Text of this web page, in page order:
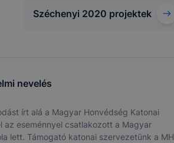
Széchenyi 2020 projektek
nevelés
írt alá a Magyar Honvédség Katonai
az eseménnyel csatlakozott a Magyar
lett. Támogató katonai szervezetünk a MH